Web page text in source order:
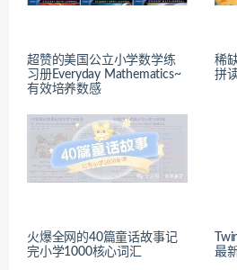
超赞的美国公立小学数学练
习册Everyday Mathematics~
有效培养数感
稀
拼
火爆全网的40篇童话故事记
完小学1000核心词汇
最